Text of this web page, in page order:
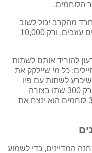
הלוחמים.
מהקרב יכול לשוב
לביתו. בעקבות הכרזה זו, 22,000 לוחמים עוזבים, ורק 10,000
להוריד אותם לשתות
כל מי שיילקק את
שיכרע לשתות עם פיו
למים ישוחרר. מתוך 10,000 הלוחמים, רק 300 שתו בצורה
הרצויה, וה' אומר לגדעון שעם אותם 300 לוחמים הוא ינצח את
המדיינים, כדי לשמוע